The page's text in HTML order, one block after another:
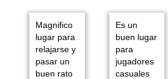
Magnifico
lugar para
relajarse y
pasar un
buen rato
Es un
buen lugar
para
jugadores
casuales